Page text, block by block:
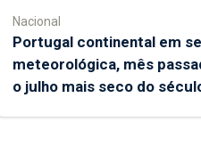
Nacional
Portugal continental em
meteorológica, mês
o julho mais seco do